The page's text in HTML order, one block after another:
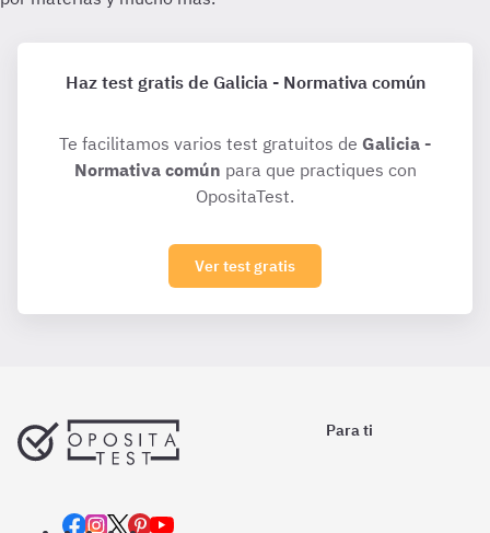
Haz test gratis de Galicia - Normativa común
Te facilitamos varios test gratuitos de Galicia -
Normativa común para que practiques con
OpositaTest.
Ver test gratis
Para ti